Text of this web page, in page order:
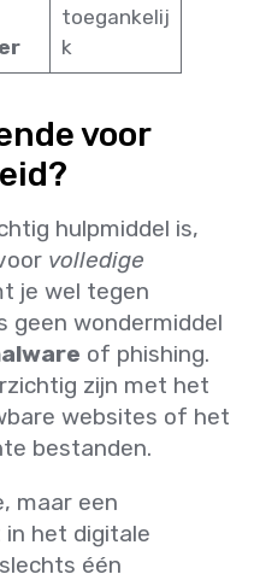
toegankelij
k
voor
hulpmiddel is,
volledige
je wel tegen
geen wondermiddel
of phishing.
zijn met het
websites of het
bestanden.
maar een
het digitale
één